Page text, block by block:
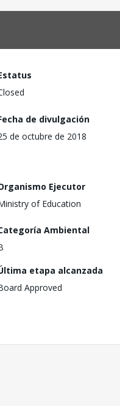
de divulgación
de octubre de 2018
Ejecutor
of Education
Ambiental
etapa alcanzada
Approved